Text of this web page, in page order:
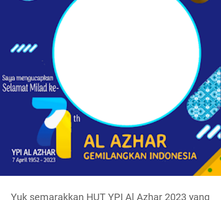
Yuk semarakkan HUT YPI Al Azhar 2023 yang